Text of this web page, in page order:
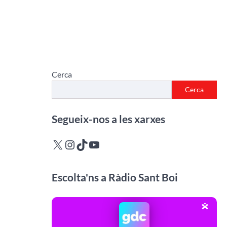
Cerca
Cerca
Segueix-nos a les xarxes
X Instagram
TikTokYouTube
Escolta'ns a Ràdio Sant Boi